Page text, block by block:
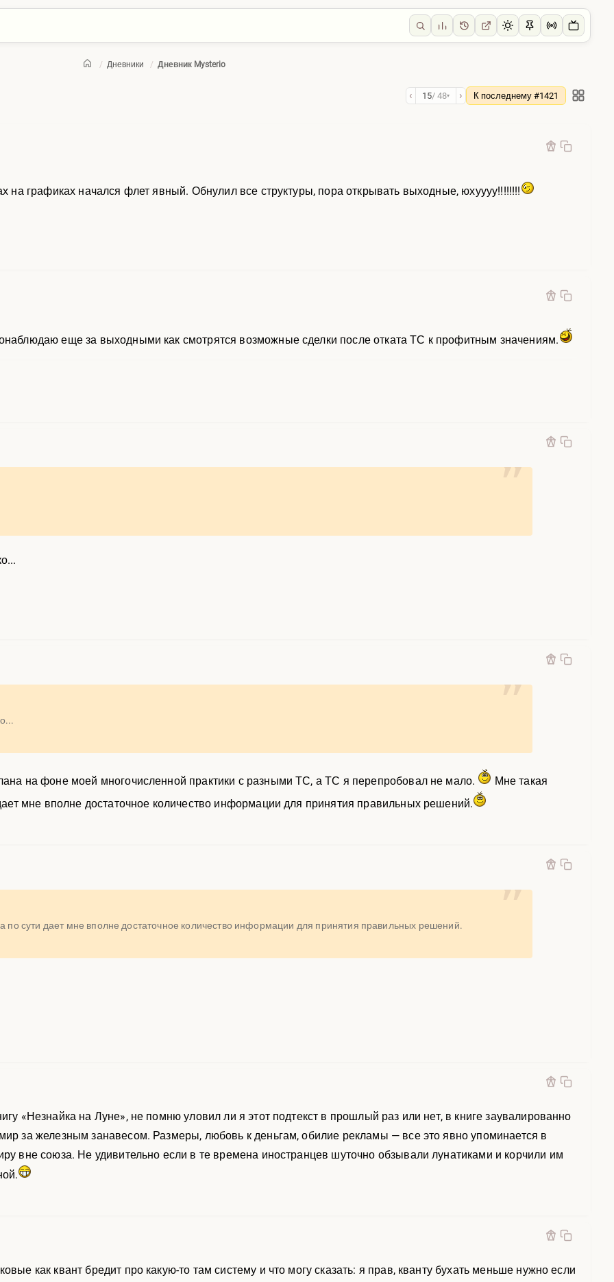
/ Дневники / Дневник Mysterio
‹ 15/ 48▾ › К последнему #1421
на графиках начался флет явный. Обнулил все структуры, пора открывать выходные, юхуууу!!!!!!!!
еще за выходными как смотрятся возможные сделки после отката ТС к профитным значениям.
на фоне моей многочисленной практики с разными ТС, а ТС я перепробовал не мало.
Мне такая
мне вполне достаточное количество информации для принятия правильных решений.
по сути дает мне вполне достаточное количество информации для принятия правильных решений.
«Незнайка на Луне», не помню уловил ли я этот подтекст в прошлый раз или нет, в книге заувалированно
за железным занавесом. Размеры, любовь к деньгам, обилие рекламы — все это явно упоминается в
вне союза. Не удивительно если в те времена иностранцев шуточно обзывали лунатиками и корчили им
как квант бредит про какую-то там систему и что могу сказать: я прав, кванту бухать меньше нужно если